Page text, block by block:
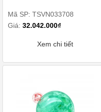
Mã SP: TSVN033708
Giá: 32.042.000₫
Xem chi tiết